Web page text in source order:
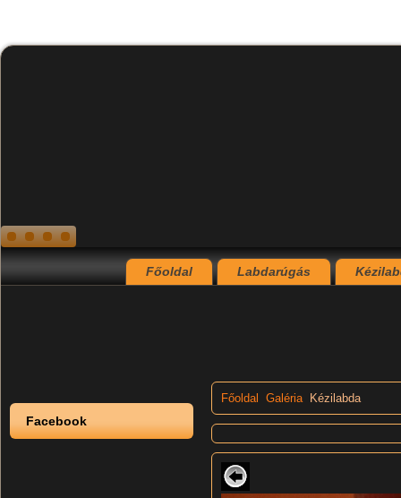
Főoldal Labdarúgás
Facebook
Főoldal Galéria Kézilabda